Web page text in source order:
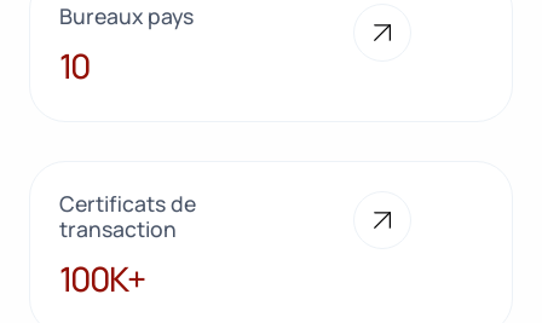
Bureaux pays
10
10
Certificats de
transaction
100K+
100K+